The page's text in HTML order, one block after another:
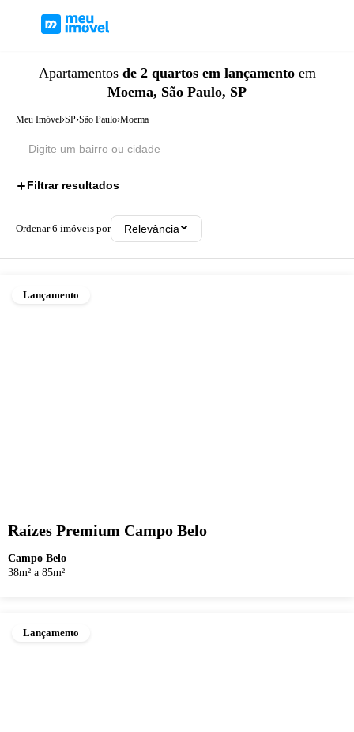
Apartamentos de 2 quartos em lançamento em
Moema, São Paulo, SP
Meu Imóvel›SP›São Paulo›Moema
Filtrar resultados
Ordenar6 imóveis por Relevância
Lançamento
Raízes Premium Campo Belo
Campo Belo
38m² a 85m²
Lançamento